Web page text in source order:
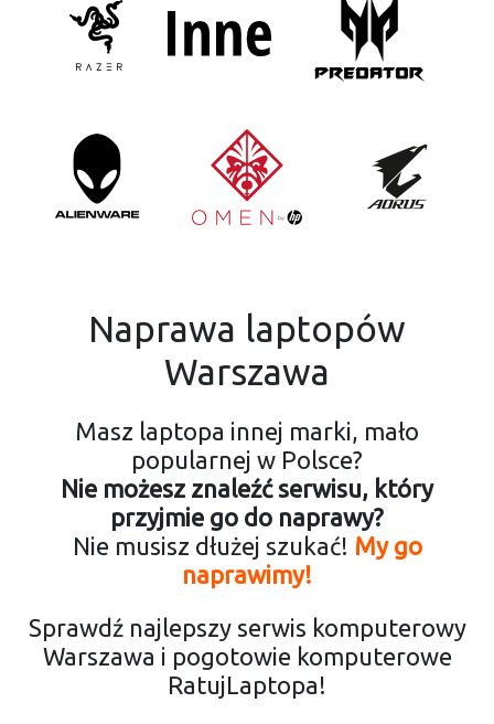
Naprawa laptopów
Warszawa
Masz laptopa innej marki, mało
popularnej w Polsce?
Nie możesz znaleźć serwisu, który
przyjmie go do naprawy?
Nie musisz dłużej szukać! My go
naprawimy!
Sprawdź najlepszy serwis komputerowy
Warszawa i pogotowie komputerowe
RatujLaptopa!